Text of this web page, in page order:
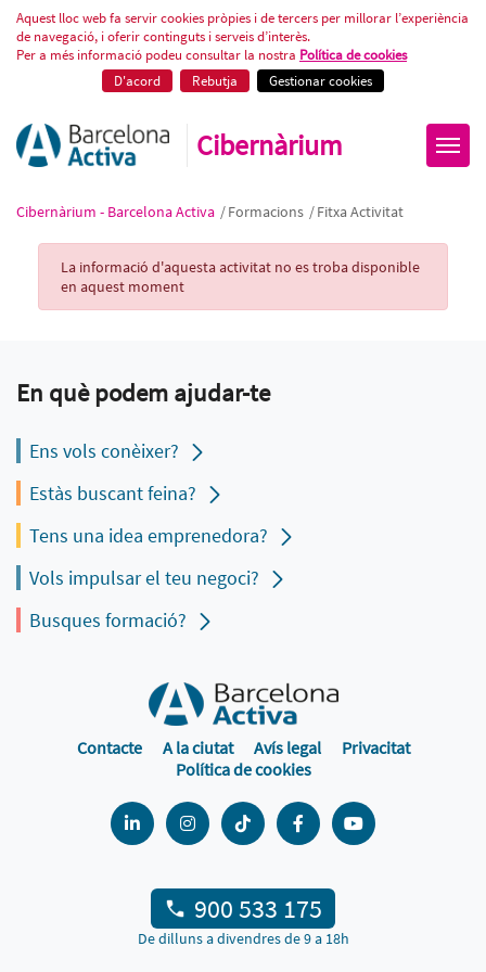
Fitxa Activitat
Aquest lloc web fa servir cookies pròpies i de tercers per millorar l’experiència
de navegació, i oferir continguts i serveis d’interès.
Per a més informació podeu consultar la nostra Política de cookies
D'acord
Rebutja Gestionar cookies
Cibernàrium
Cibernàrium - Barcelona Activa /Formacions /Fitxa Activitat
Activity Record
La informació d'aquesta activitat no es troba disponible
en aquest moment
En què podem ajudar-te
Ens vols conèixer?
Estàs buscant feina?
Tens una idea emprenedora?
Vols impulsar el teu negoci?
Busques formació?
Contacte A la ciutat Avís legal
Privacitat
Política de cookies
900 533 175
De dilluns a divendres de 9 a 18h